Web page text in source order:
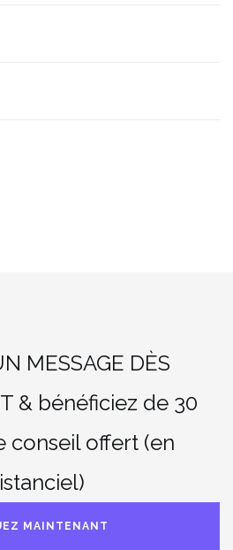
MESSAGE DÈS
& bénéficiez de 30
conseil offert (en
MAINTENANT